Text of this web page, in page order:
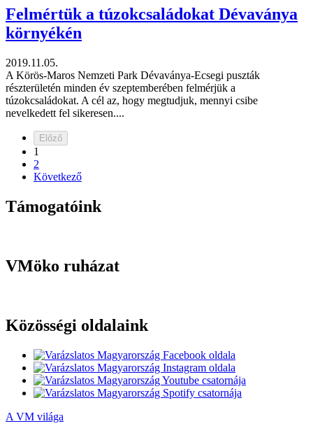
Felmértük a túzokcsaládokat Dévaványa
környékén
2019.11.05.
A Körös-Maros Nemzeti Park Dévaványa-Ecsegi puszták
részterületén minden év szeptemberében felmérjük a
túzokcsaládokat. A cél az, hogy megtudjuk, mennyi csibe
nevelkedett fel sikeresen....
Előző
1
2
Következő
Támogatóink
VMöko ruházat
Közösségi oldalaink
A VM világa